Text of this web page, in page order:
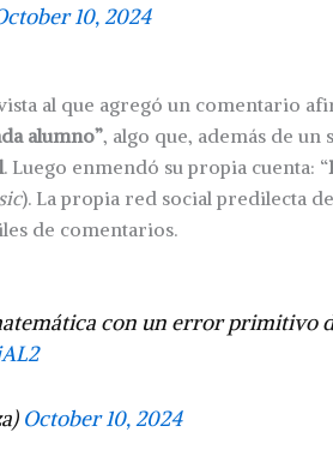
10, 2024
al que agregó un comentario
alumno”, algo que, además de un
. Luego enmendó su propia cuenta: “
sic). La propia red social predilecta
de comentarios.
con un error primitivo
October 10, 2024